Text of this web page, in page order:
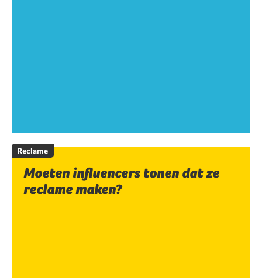
Reclame
Moeten influencers tonen dat ze
reclame maken?